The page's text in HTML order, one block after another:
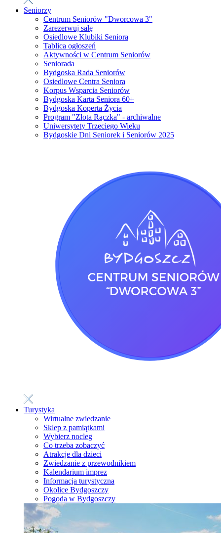
Seniorzy
Centrum Seniorów "Dworcowa 3"
Zarezerwuj salę
Osiedlowe Klubiki Seniora
Tablica ogłoszeń
Aktywności w Centrum Seniorów
Seniorada
Bydgoska Rada Seniorów
Osiedlowe Centra Seniora
Korpus Wsparcia Seniorów
Bydgoska Karta Seniora 60+
Bydgoska Koperta Życia
Program "Złota Rączka" - archiwalne
Uniwersytety Trzeciego Wieku
Bydgoskie Dni Seniorek i Seniorów 2025
Turystyka
Wirtualne zwiedzanie
Sklep z pamiątkami
Wybierz nocleg
Co trzeba zobaczyć
Atrakcje dla dzieci
Zwiedzanie z przewodnikiem
Kalendarium imprez
Informacja turystyczna
Okolice Bydgoszczy
Pogoda w Bydgoszczy